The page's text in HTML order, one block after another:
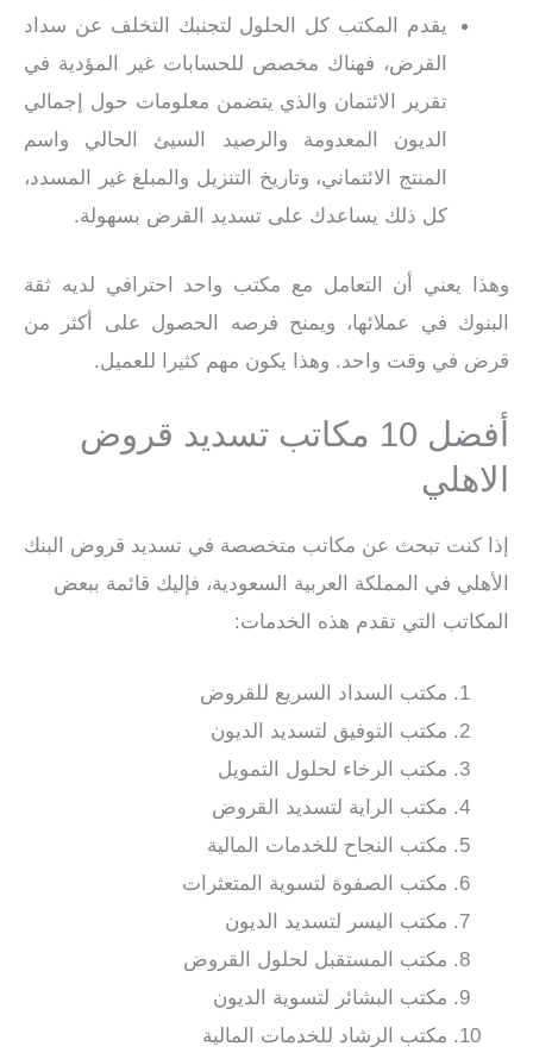
يقدم المكتب كل الحلول لتجنبك التخلف عن سداد
القرض، فهناك مخصص للحسابات غير المؤدية في
تقرير الائتمان والذي يتضمن معلومات حول إجمالي
الديون المعدومة والرصيد السيئ الحالي واسم
المنتج الائتماني، وتاريخ التنزيل والمبلغ غير المسدد،
كل ذلك يساعدك على تسديد القرض بسهولة.
وهذا يعني أن التعامل مع مكتب واحد احترافي لديه ثقة
البنوك في عملائها، ويمنح فرصه الحصول على أكثر من
قرض في وقت واحد. وهذا يكون مهم كثيرا للعميل.
أفضل 10 مكاتب تسديد قروض
الاهلي
إذا كنت تبحث عن مكاتب متخصصة في تسديد قروض البنك
الأهلي في المملكة العربية السعودية، فإليك قائمة ببعض
المكاتب التي تقدم هذه الخدمات:
مكتب السداد السريع للقروض
مكتب التوفيق لتسديد الديون
مكتب الرخاء لحلول التمويل
مكتب الراية لتسديد القروض
مكتب النجاح للخدمات المالية
مكتب الصفوة لتسوية المتعثرات
مكتب اليسر لتسديد الديون
مكتب المستقبل لحلول القروض
مكتب البشائر لتسوية الديون
مكتب الرشاد للخدمات المالية